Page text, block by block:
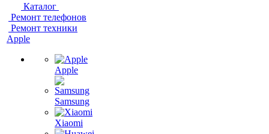
Каталог
Ремонт телефонов
Ремонт техники
Apple
Apple
Samsung
Xiaomi